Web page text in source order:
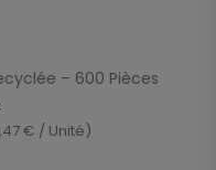
– 600 Pièces
€ / Unité)